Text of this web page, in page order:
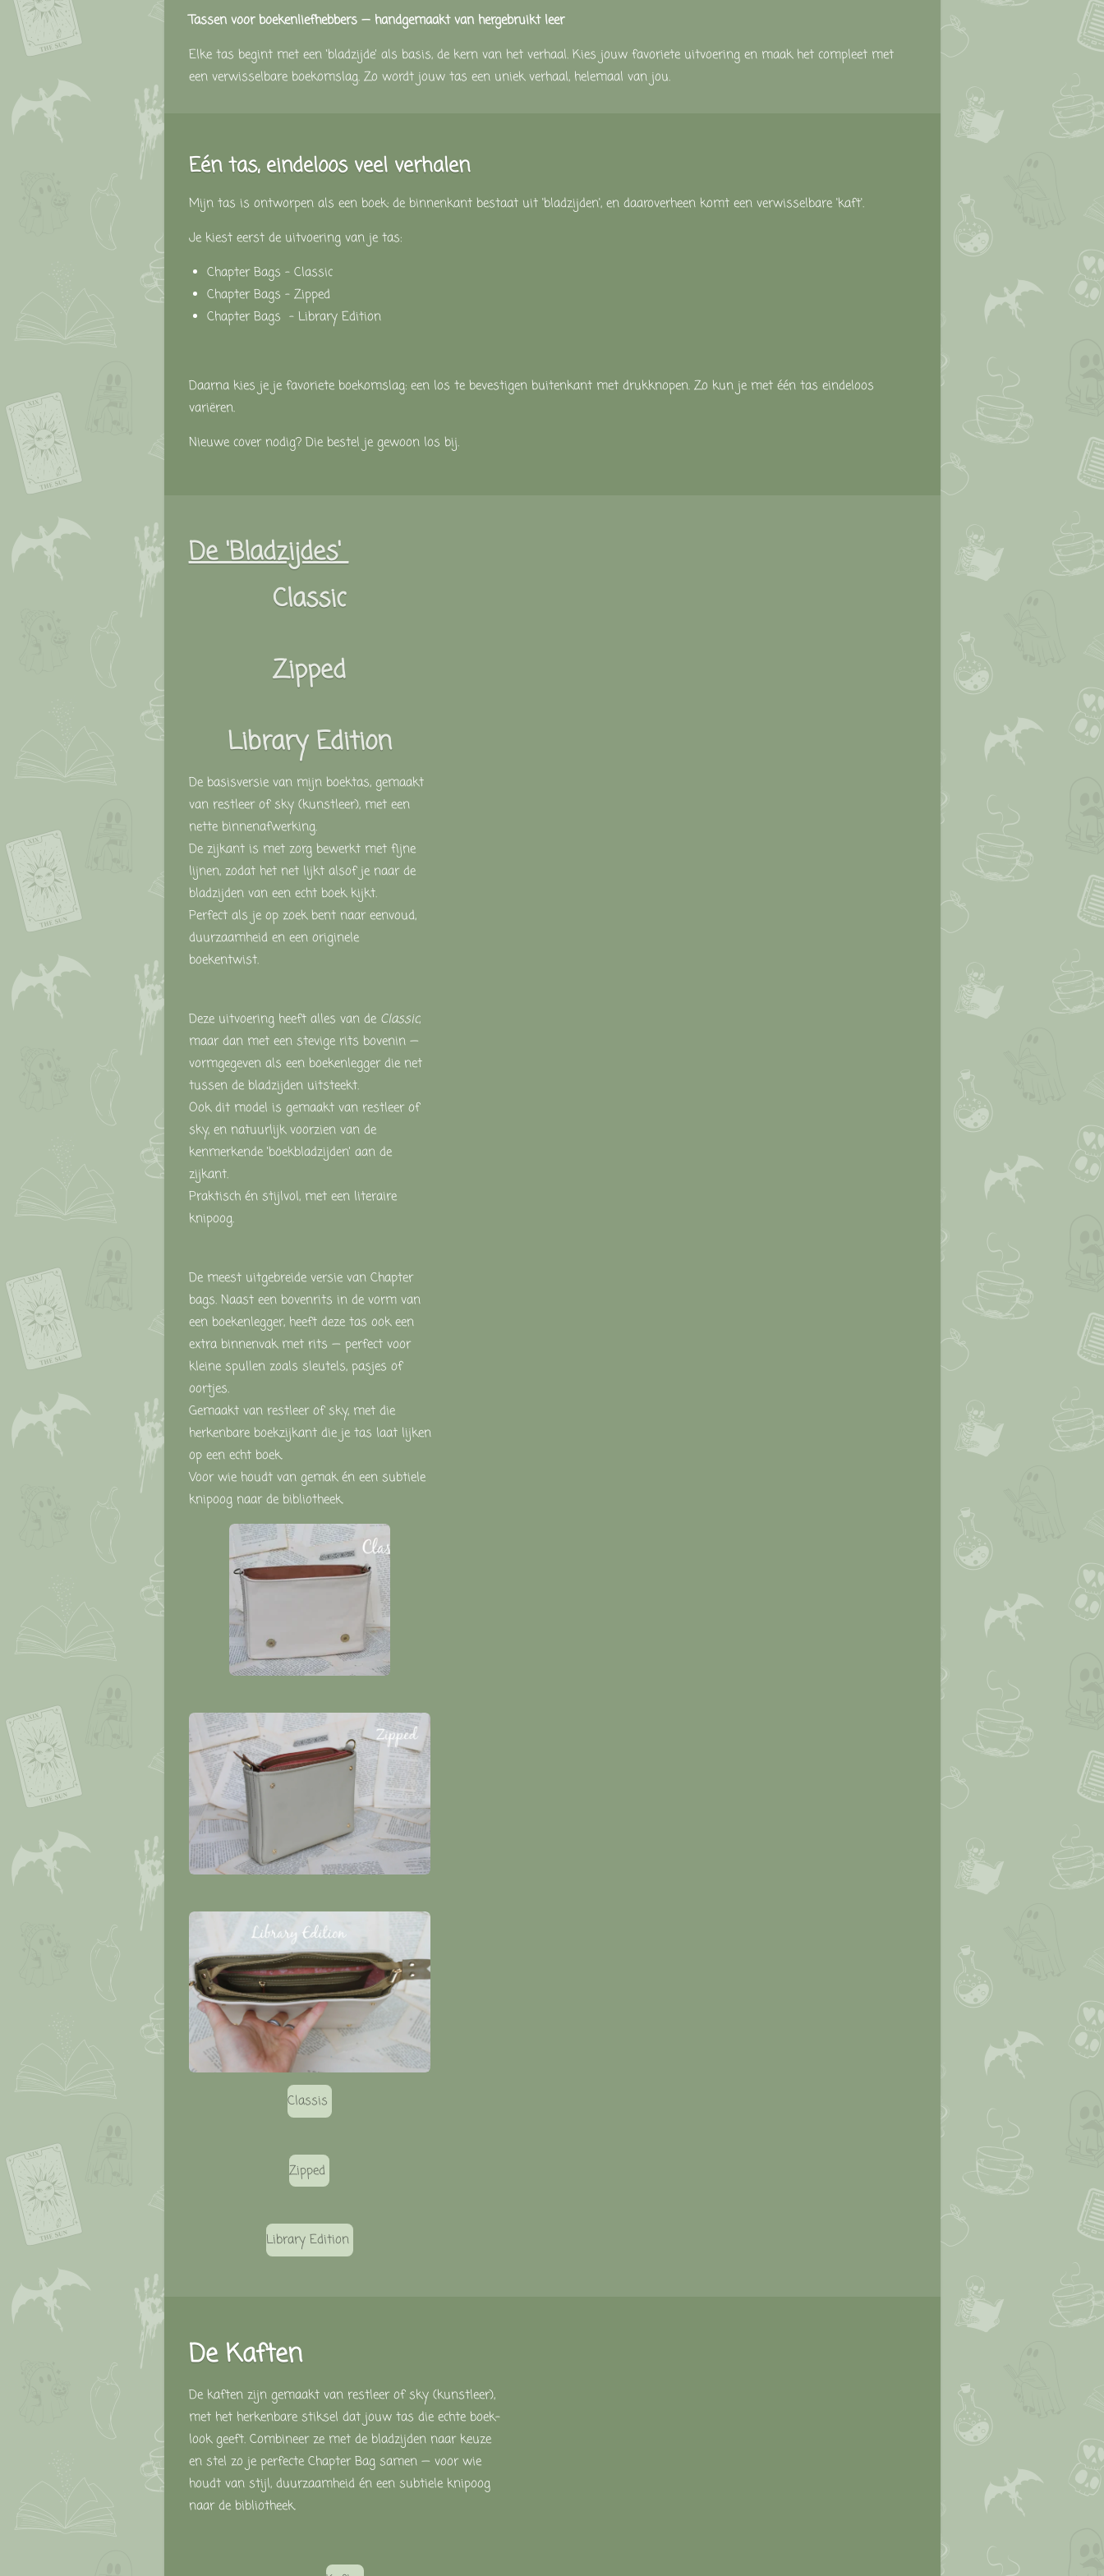
Tassen voorboekenliefhebbers — handgemaaktvan hergebruikt leer
Elke tas begint met een ‘bladzijde’ als basis, de kern van het verhaal. Kies jouw favoriete uitvoering en maak het compleet met
een verwisselbare boekomslag. Zo wordt jouw tas een uniekverhaal, helemaal van jou.
Eéntas, eindeloos veel verhalen
Mijn tas is ontworpen als een boek: de binnenkant bestaat uit 'bladzijden', en daaroverheen komt een verwisselbare 'kaft'.
Je kiest eerst de uitvoering van je tas:
Chapter Bags – Classic
Chapter Bags – Zipped
Chapter Bags – Library Edition
Daarna kies je je favoriete boekomslag: een los te bevestigen buitenkant met drukknopen. Zo kun je met één tas eindeloos
variëren.
Nieuwe cover nodig? Die bestel je gewoon los bij.
De 'Bladzijdes'
Classic
Zipped
Library Edition
De basisversie van mijn boektas, gemaakt
van restleerofsky (kunstleer), met een
nette binnenafwerking.
De zijkant is met zorg bewerkt met fijne
lijnen, zodat het net lijkt alsof je naarde
bladzijden van een echt boek kijkt.
Perfect als je op zoekbent naareenvoud,
duurzaamheid en een originele
boekentwist.
Deze uitvoering heeft alles van de Classic,
maardan met een stevige rits bovenin —
vormgegeven als een boekenlegger die net
tussen de bladzijden uitsteekt.
Ookdit model is gemaakt van restleerof
sky, en natuurlijkvoorzien van de
kenmerkende ‘boekbladzijden’ aan de
zijkant.
Praktisch én stijlvol, met een literaire
knipoog.
De meest uitgebreide versie van Chapter
bags. Naast een bovenrits in de vorm van
een boekenlegger, heeft deze tas ookeen
extra binnenvak met rits — perfect voor
kleine spullen zoals sleutels, pasjes of
oortjes.
Gemaakt van restleerofsky, met die
herkenbare boekzijkant die je tas laat lijken
op een echt boek.
Voorwie houdt van gemakén een subtiele
knipoog naarde bibliotheek.
Classis
Zipped
Library Edition
De Kaften
De kaften zijn gemaakt van restleer of sky (kunstleer),
met het herkenbare stiksel dat jouw tas die echte boek-
look geeft. Combineer ze met de bladzijden naar keuze
en stel zo je perfecte Chapter Bag samen — voor wie
houdt van stijl, duurzaamheid én een subtiele knipoog
naar de bibliotheek.